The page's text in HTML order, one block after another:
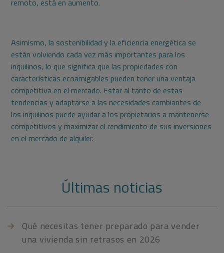
remoto, está en aumento.
Asimismo, la sostenibilidad y la eficiencia energética se
están volviendo cada vez más importantes para los
inquilinos, lo que significa que las propiedades con
características ecoamigables pueden tener una ventaja
competitiva en el mercado. Estar al tanto de estas
tendencias y adaptarse a las necesidades cambiantes de
los inquilinos puede ayudar a los propietarios a mantenerse
competitivos y maximizar el rendimiento de sus inversiones
en el mercado de alquiler.
Últimas noticias
Qué necesitas tener preparado para vender
una vivienda sin retrasos en 2026